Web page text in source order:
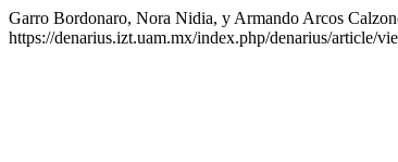
Garro Bordonaro, Nora Nidia, y Armando Arcos
https://denarius.izt.uam.mx/index.php/denarius/article/